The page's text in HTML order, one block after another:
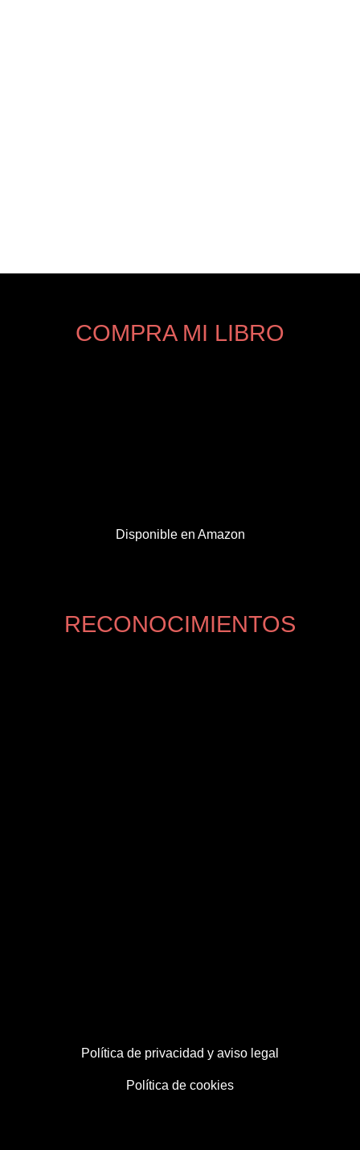
COMPRA MI LIBRO
Disponible en Amazon
Política de privacidad y aviso legal
Política de cookies
RECONOCIMIENTOS